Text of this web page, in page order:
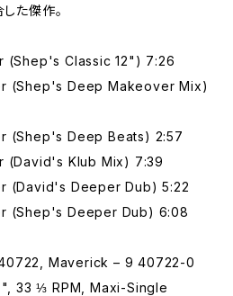
た傑作。
(Shep's Classic 12") 7:26
(Shep's Deep Makeover Mix)
(Shep's Deep Beats) 2:57
(David's Klub Mix) 7:39
(David's Deeper Dub) 5:22
(Shep's Deeper Dub) 6:08
Maverick – 9 40722-0
33 ⅓ RPM, Maxi-Single